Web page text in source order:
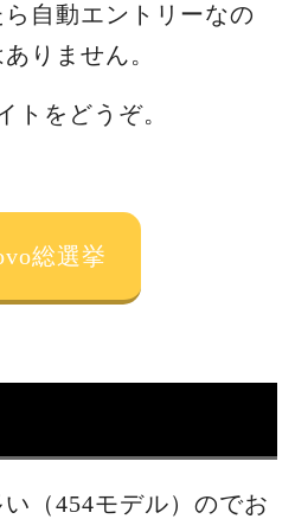
自動エントリーなの
りません。
トをどうぞ。
総選挙
（454モデル）のでお